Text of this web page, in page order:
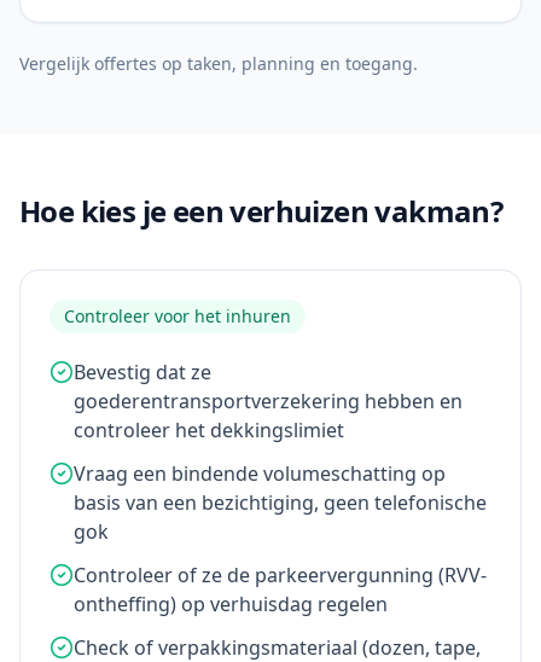
Vergelijk offertes op taken, planning en toegang.
Hoe kies je een verhuizen vakman?
Controleer voor het inhuren
Bevestig dat ze
goederentransportverzekering hebben en
controleer het dekkingslimiet
Vraag een bindende volumeschatting op
basis van een bezichtiging, geen telefonische
gok
Controleer of ze de parkeervergunning (RVV-
ontheffing) op verhuisdag regelen
Check of verpakkingsmateriaal (dozen, tape,